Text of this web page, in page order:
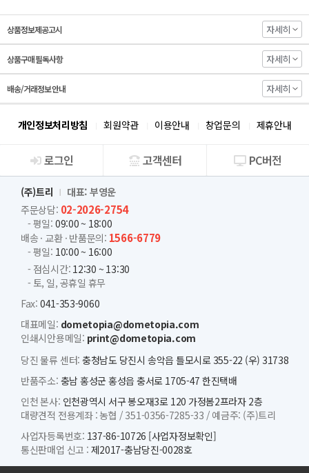
상품정보제공고시 자세히
상품구매 필독사항 자세히
배송/거래정보 안내 자세히
개인정보처리방침 회원약관 이용안내 창업문의 제휴안내
회사소개
로그인 고객센터 PC버전
(주)트리
대표: 부영운
주문상담: 02-2026-2754
- 평일: 09:00 ~ 18:00
배송 · 교환 · 반품문의: 1566-6779
- 평일: 10:00 ~ 16:00
- 점심시간: 12:30 ~ 13:30
- 토, 일, 공휴일 휴무
Fax: 041-353-9060
대표메일: dometopia@dometopia.com
인쇄시안용메일: print@dometopia.com
당진 물류 센터: 충청남도 당진시 송악읍 틀모시로 355-22 (우) 31738
반품주소: 충남 홍성군 홍성읍 충서로 1705-47 한진택배
인천 본사: 인천광역시 서구 봉오재3로 120 가정봄2프라자 2층
대량견적 전용계좌 :농협 / 351-0356-7285-33 / 예금주: (주)트리
사업자등록번호: 137-86-10726 [사업자정보확인]
통신판매업 신고 : 제2017-충남당진-0028호